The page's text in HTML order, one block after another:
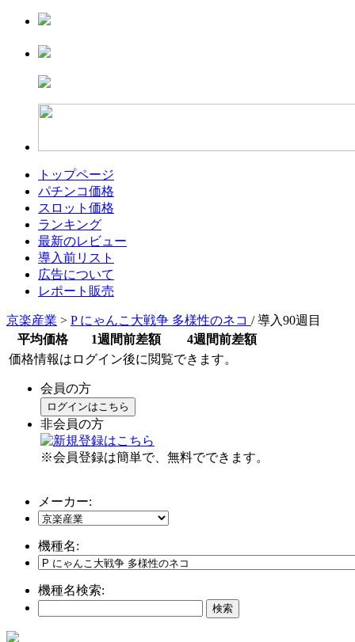
トップページ
パチンコ価格
スロット価格
ランキング
最新のレビュー
導入前リスト
広告について
レポート販売
京楽産業 > P にゃんこ大戦争 多様性のネコ / 導入90週目
平均価格
1週間前差額
4週間前差額
価格情報はログイン後に閲覧できます。
会員の方
ログインはこちら
非会員の方
※会員登録は簡単で、無料でできます。
メーカー:
機種名:
機種名検索: